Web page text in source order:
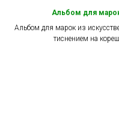
Альбом для
Альбом для марок из
тиснением на